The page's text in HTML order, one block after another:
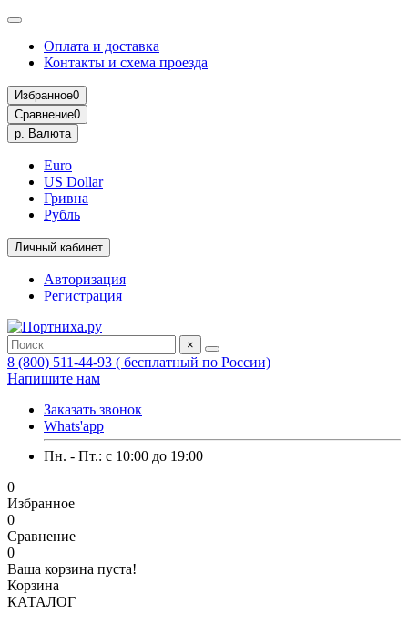
Оплата и доставка
Контакты и схема проезда
Избранное0
Сравнение0
р. Валюта
Euro
US Dollar
Гривна
Рубль
Личный кабинет
Авторизация
Регистрация
×
8 (800) 511-44-93 ( бесплатный по России)
Напишите нам
Заказать звонок
Whats'app
Пн. - Пт.: c 10:00 до 19:00
0
Избранное
0
Сравнение
0
Ваша корзина пуста!
Корзина
КАТАЛОГ